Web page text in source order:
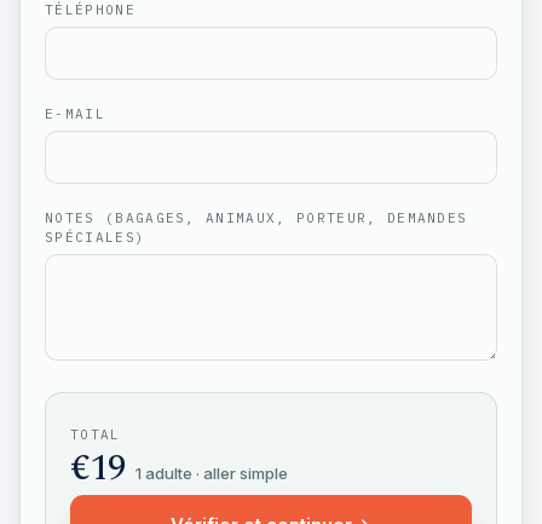
TÉLÉPHONE
E-MAIL
NOTES (BAGAGES, ANIMAUX, PORTEUR, DEMANDES
SPÉCIALES)
TOTAL
€19 1 adulte · aller simple